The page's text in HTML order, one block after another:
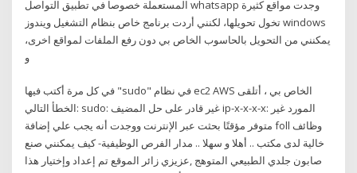
المستعملة خصوصا في تطبيق التواصل whatsapp وجدت مواقع كثيرة
تخول تحويلها، لكنني أردت برنامج خاص بنظام التشغيل ويندوز windows
يمكنني من التحويل بالحاسوب الخاص بي دون رفع الملفات لمواقع اخرى،
و
في كل مرة أكتب فيها "sudo" في نظام ec2 AWS الخاص بي ، أتلقى
الخطأ التالي: sudo: غير قادر على حل المضيف ip-x-x-x-x: المورد غير
متوفر مؤقتًا بحثت عبر الإنترنت ووجدت أنه يجب علي إضافة foll وظائف
خالية لدى مكتب .. أهلا و سهلا .. مدار الفرص الوظيفية- كيف يمكنني صنع
صابون جلدي الطبيعي المتوهج ,عزيزي زائر الموقع تم إعداد وإختيار هذا